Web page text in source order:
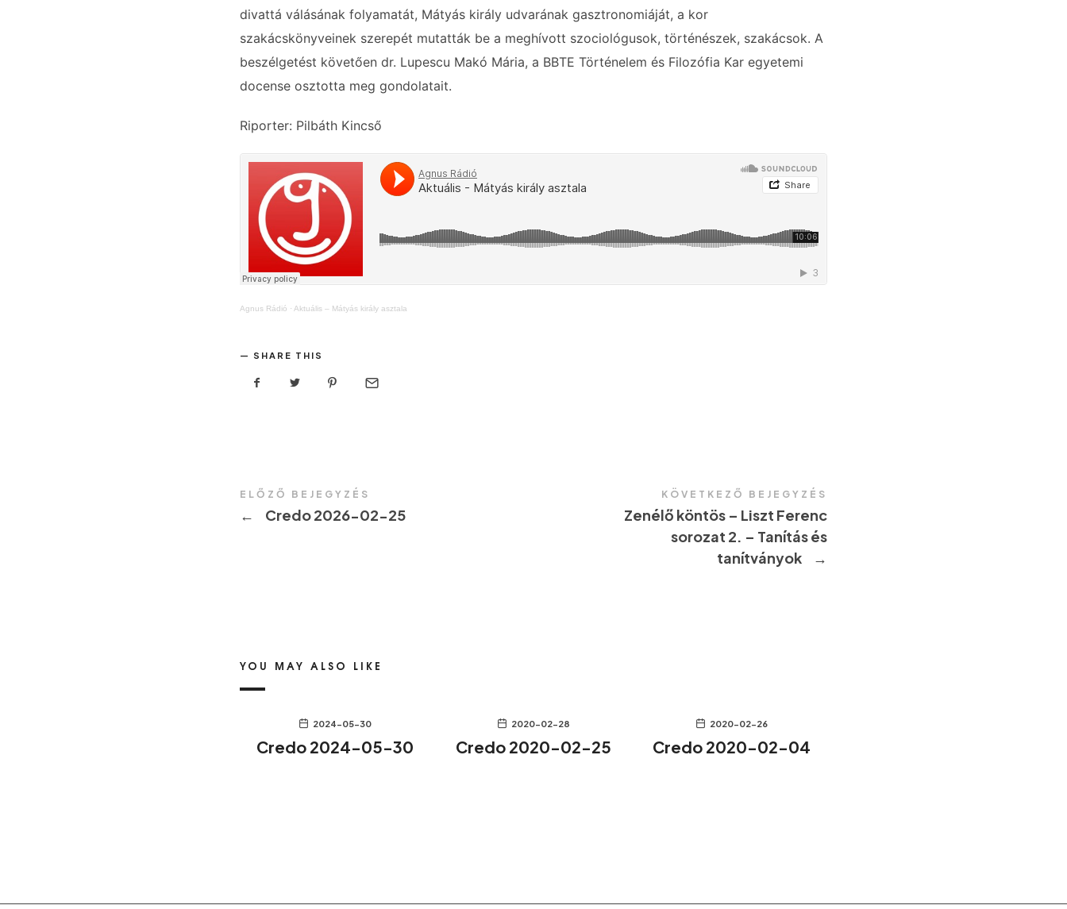
divattá válásának folyamatát, Mátyás király udvarának gasztronomiáját, a kor
szakácskönyveinek szerepét mutatták be a meghívott szociológusok, történészek, szakácsok. A
beszélgetést követően dr. Lupescu Makó Mária, a BBTE Történelem és Filozófia Kar egyetemi
docense osztotta meg gondolatait.
Riporter: Pilbáth Kincső
Agnus Rádió · Aktuális – Mátyás király asztala
SHARE THIS
ELŐZŐ BEJEGYZÉS
← Credo 2026-02-25
KÖVETKEZŐ BEJEGYZÉS
Zenélő köntös – Liszt Ferenc
sorozat 2. – Tanítás és
tanítványok
→
YOU MAY ALSO LIKE
2024-05-30
Credo 2024-05-30
2020-02-28
Credo 2020-02-25
2020-02-26
Credo 2020-02-04